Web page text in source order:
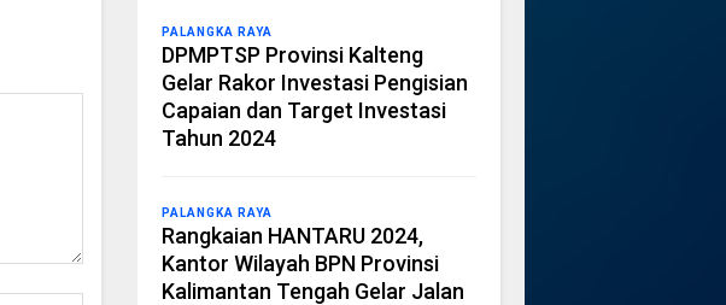
PALANGKA RAYA
DPMPTSP Provinsi Kalteng
Gelar Rakor Investasi Pengisian
Capaian dan Target Investasi
Tahun 2024
PALANGKA RAYA
Rangkaian HANTARU 2024,
Kantor Wilayah BPN Provinsi
Kalimantan Tengah Gelar Jalan